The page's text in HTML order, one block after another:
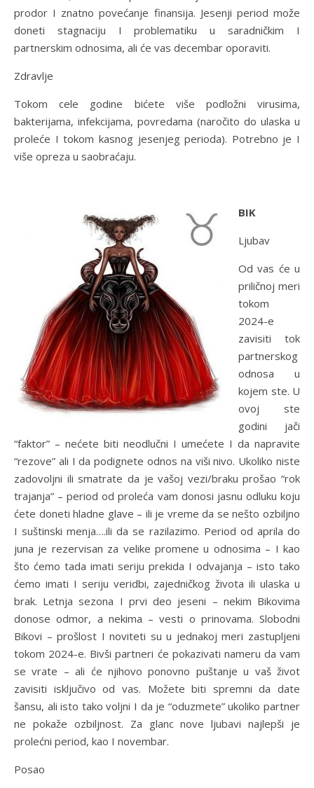
prodor I znatno povećanje finansija. Jesenji period može
doneti stagnaciju I problematiku u saradničkim I
partnerskim odnosima, ali će vas decembar oporaviti.
Zdravlje
Tokom cele godine bićete više podložni virusima,
bakterijama, infekcijama, povredama (naročito do ulaska u
proleće I tokom kasnog jesenjeg perioda). Potrebno je I
više opreza u saobraćaju.
BIK
Ljubav
Od vas će u
priličnoj meri
tokom
2024-e
zavisiti tok
partnerskog
odnosa u
kojem ste. U
ovoj ste
godini jači
“faktor” – nećete biti neodlučni I umećete I da napravite
“rezove” ali I da podignete odnos na viši nivo. Ukoliko niste
zadovoljni ili smatrate da je vašoj vezi/braku prošao “rok
trajanja” – period od proleća vam donosi jasnu odluku koju
ćete doneti hladne glave – ili je vreme da se nešto ozbiljno
I suštinski menja….ili da se razilazimo. Period od aprila do
juna je rezervisan za velike promene u odnosima – I kao
što ćemo tada imati seriju prekida I odvajanja – isto tako
ćemo imati I seriju veridbi, zajedničkog života ili ulaska u
brak. Letnja sezona I prvi deo jeseni – nekim Bikovima
donose odmor, a nekima – vesti o prinovama. Slobodni
Bikovi – prošlost I noviteti su u jednakoj meri zastupljeni
tokom 2024-e. Bivši partneri će pokazivati nameru da vam
se vrate – ali će njihovo ponovno puštanje u vaš život
zavisiti isključivo od vas. Možete biti spremni da date
šansu, ali isto tako voljni I da je “oduzmete” ukoliko partner
ne pokaže ozbiljnost. Za glanc nove ljubavi najlepši je
prolećni period, kao I novembar.
Posao